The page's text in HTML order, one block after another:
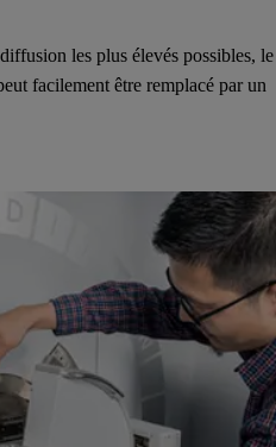
les plus élevés possibles, le
facilement être remplacé par un